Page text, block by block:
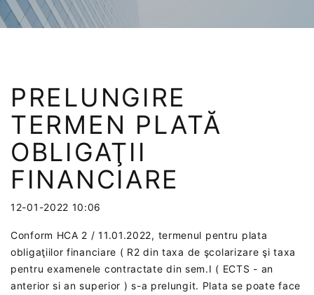
PRELUNGIRE
TERMEN PLATĂ
OBLIGAŢII
FINANCIARE
12-01-2022 10:06
Conform HCA 2 / 11.01.2022, termenul pentru plata
obligaţiilor financiare ( R2 din taxa de şcolarizare şi taxa
pentru examenele contractate din sem.I ( ECTS - an
anterior si an superior ) s-a prelungit. Plata se poate face